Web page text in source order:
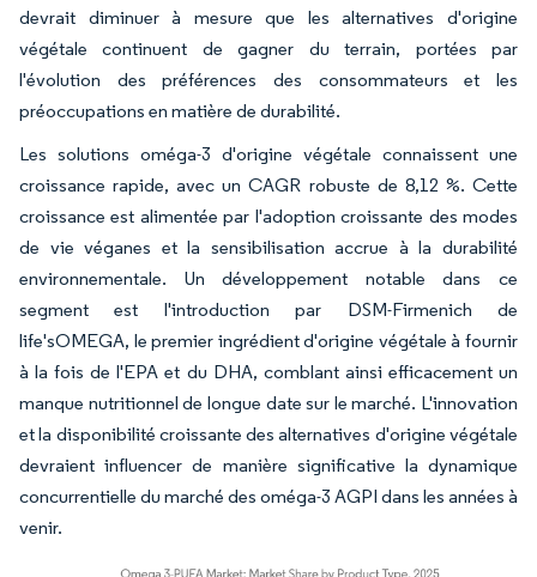
devrait diminuer à mesure que les alternatives d'origine
végétale continuent de gagner du terrain, portées par
l'évolution des préférences des consommateurs et les
préoccupations en matière de durabilité.
Les solutions oméga-3 d'origine végétale connaissent une
croissance rapide, avec un CAGR robuste de 8,12 %. Cette
croissance est alimentée par l'adoption croissante des modes
de vie véganes et la sensibilisation accrue à la durabilité
environnementale. Un développement notable dans ce
segment est l'introduction par DSM-Firmenich de
life'sOMEGA, le premier ingrédient d'origine végétale à fournir
à la fois de l'EPA et du DHA, comblant ainsi efficacement un
manque nutritionnel de longue date sur le marché. L'innovation
et la disponibilité croissante des alternatives d'origine végétale
devraient influencer de manière significative la dynamique
concurrentielle du marché des oméga-3 AGPI dans les années à
venir.